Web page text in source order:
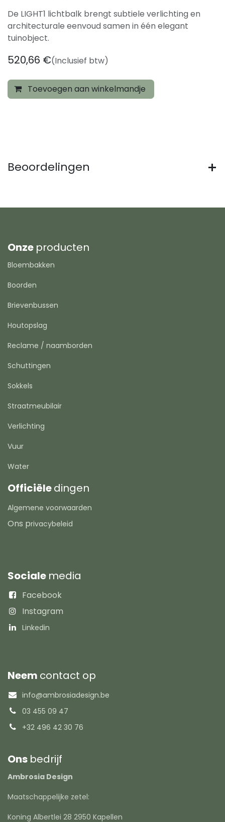
De LIGHT1 lichtbalk brengt subtiele verlichting en
architecturale eenvoud samen in één elegant
tuinobject.
520,66 €(Inclusief btw)
Toevoegen aan winkelmandje
Beoordelingen
Onze producten
Bloembakken
Boorden
Brievenbussen
Houtopslag
Reclame / naamborden
Schuttingen
Sokkels
Straatmeubilair
Verlichting
Vuur
Water
Officiëledingen
Algemene voorwaarden
Ons privacybeleid
Sociale media
Facebook
Instagram
Linkedin
Neem contact op
info@ambrosiadesign.be
03 455 09 47
+32 496 42 30 76
Ons bedrijf
Ambrosia Design
Maatschappelijke zetel:
Koning Albertlei 28 2950 Kapellen